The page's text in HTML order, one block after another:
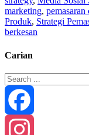
marketing,
Produk, Strategi
berkesan
Carian
Facebook